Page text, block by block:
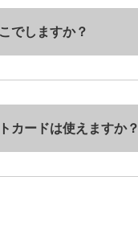
でしますか？
カードは使えますか？